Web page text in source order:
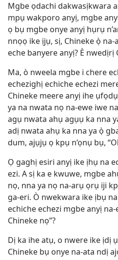
Mgbe ọdachi dakwasịkwara
mpụ wakporo anyị, mgbe
ọ bụ mgbe onye anyị hụrụ
nnọọ ike ịjụ, sị, Chineke ọ̀
eche banyere anyị? È nwedịrị
Ma, ò nweela mgbe i chere
echezighị echiche echezi
Chineke meere anyị ihe
ya na nwata nọ na-ewe iwe
agụ nwata ahụ agụụ ka nna
adị nwata ahụ ka nna ya ọ̀
dum, ajụjụ ọ kpụ n’ọnụ bụ,
Ọ gaghị esiri anyị ike ịhụ na
ezi. A sị ka e kwuwe, mgbe
nọ, nna ya nọ na-arụ ọrụ iji
ga-eri. Ò nwekwara ike ịbụ
echiche echezi mgbe anyị
Chineke nọ”?
Dị ka ihe atụ, o nwere ike ịdị
Chineke bụ onye na-ata ndị